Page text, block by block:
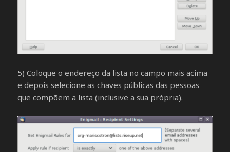
5) Coloque o endereço da lista no campo mais acima
e depois selecione as chaves públicas das pessoas
que compõem a lista (inclusive a sua própria).